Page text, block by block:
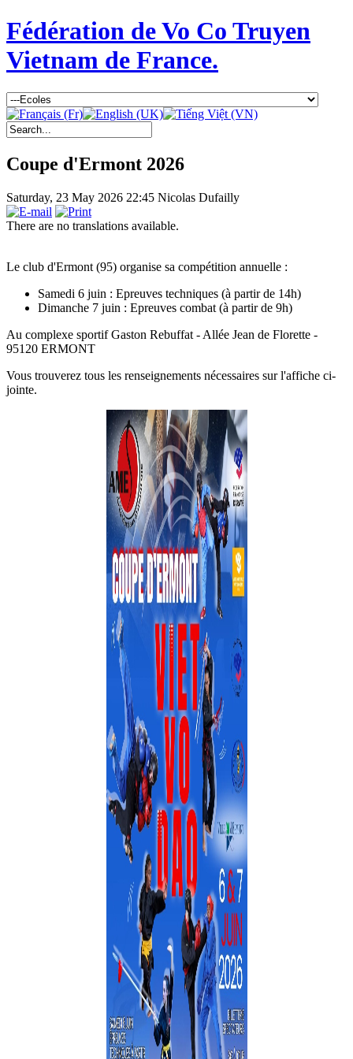
Fédération de Vo Co Truyen
Vietnam de France.
Coupe d'Ermont 2026
Saturday, 23 May 2026 22:45 Nicolas Dufailly
There are no translations available.
Le club d'Ermont (95) organise sa compétition annuelle :
Samedi 6 juin : Epreuves techniques (à partir de 14h)
Dimanche 7 juin : Epreuves combat (à partir de 9h)
Au complexe sportif Gaston Rebuffat - Allée Jean de Florette -
95120 ERMONT
Vous trouverez tous les renseignements nécessaires sur l'affiche ci-
jointe.